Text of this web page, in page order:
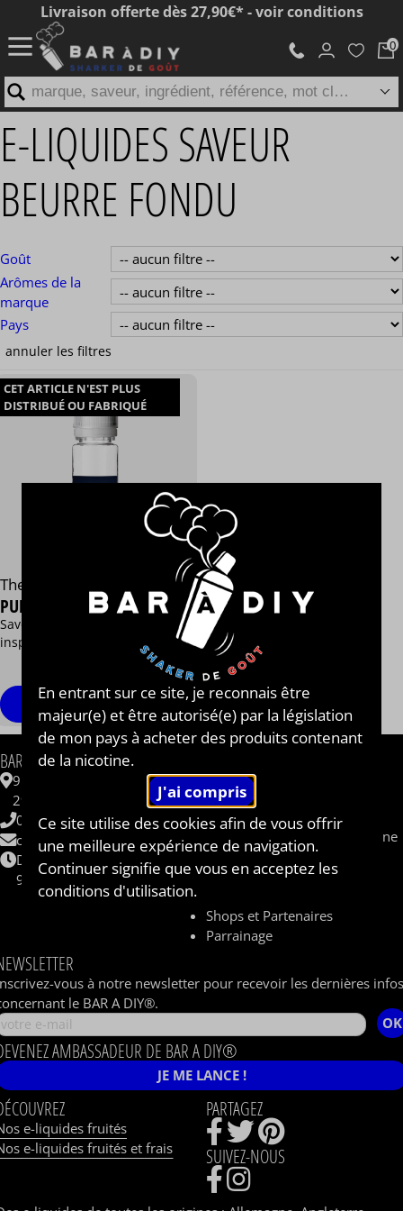
E-LIQUIDES SAVEUR
BEURRE FONDU
Goût
Arômes de la
marque
Pays
CET ARTICLE N'EST PLUS
DISTRIBUÉ OU FABRIQUÉ
The Fuu®
PUM KIN
Savourez la citrouillle à chaque
inspiration
13,90 € / 50 ml
Voir
BAR A DIY®
9 ZAC de Kergrist
29430 PLOUESCAT
06 62 48 62 33
contact@baradiy.com
Du lundi au vendredi
9h-12h / 14h-18h
Contactez-nous
Questions fréquentes
CBD
Sel de nicotine / nicotine saline
Qui sommes nous ?
Le concept
Shops et Partenaires
Parrainage
vous à notre newsletter pour recevoir les dernières
le BAR A DIY®.
OK
AMBASSADEUR DE BAR A DIY®
JE ME LANCE !
e-liquides fruités
e-liquides fruités et frais
PARTAGEZ
SUIVEZ-NOUS
En entrant sur ce site, je reconnais être
majeur(e) et être autorisé(e) par la législation
de mon pays à acheter des produits contenant
de la nicotine.
Ce site utilise des cookies afin de vous offrir
une meilleure expérience de navigation.
Continuer signifie que vous en acceptez les
conditions d'utilisation.
Livraison offerte dès 27,90€* - voir conditions
marque, saveur, ingrédient, référence, mot clé...